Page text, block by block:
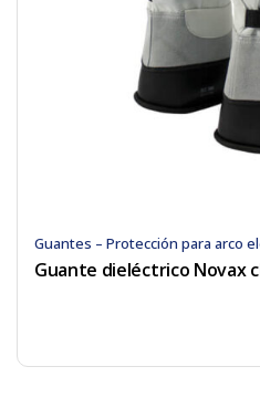
Guantes – Protección para arco
Guante dieléctrico Novax